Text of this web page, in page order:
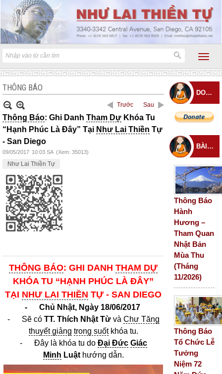
THÔNG BÁO
Trước Sau
Thông Báo: Ghi Danh Tham Dự Khóa Tu
“Hạnh Phúc Là Đây” Tại Như Lai Thiền Tự
- San Diego
09/05/2017 10:03 SA (Xem: 35013)
Như Lai Thiền Tự
THÔNG BÁO: GHI DANH THAM DỰ
KHÓA TU “HẠNH PHÚC LÀ ĐÂY”
TẠI NHƯ LAI THIỀN TỰ - SAN DIEGO
- Chủ Nhật, Ngày 18/06/2017
- Sẽ có TT. Thích Nhật Từvà Chư Tăng
thuyết giảng trong suốtkhóa tu.
- Đây là khóa tu do Đại Đức Giác
Minh Luật hướng dẫn.
DONATE
BÀI ĐĂNG MỚI
Thông Báo
Hành
Hương –
Tham Quan
Nhật Bản
Mùa Thu
(Tháng
11/2026)
Thông Báo
Tổ Chức Lễ
Tưởng
Niệm 72